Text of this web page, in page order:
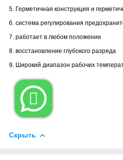
5. Герметичная конструкция и
6. система регулирования
7. работает в любом положении
8. восстановление глубокого разряда
9. Широкий диапазон рабочих

Скрыть